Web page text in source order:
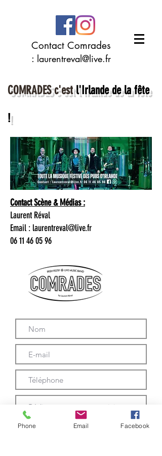
Contact Comrades
: laurentreval@live.fr
COMRADES c'estl'Irlande de la fête
!
Contact Scène & Médias :
Laurent Réval
Email : laurentreval@live.fr
06 11 46 05 96
Phone Email Facebook